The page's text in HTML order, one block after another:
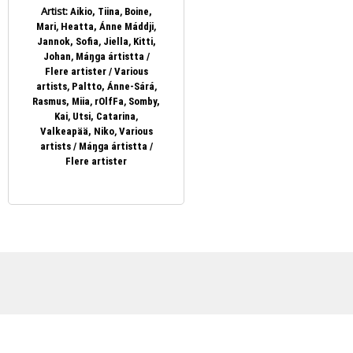
Artist: Aikio, Tiina, Boine,
Mari, Heatta, Ánne Máddji,
Jannok, Sofia, Jiella, Kitti,
Johan, Máŋga ártistta /
Flere artister / Various
artists, Paltto, Ánne-Sárá,
Rasmus, Miia, rOlfFa, Somby,
Kai, Utsi, Catarina,
Valkeapää, Niko, Various
artists / Máŋga ártistta /
Flere artister